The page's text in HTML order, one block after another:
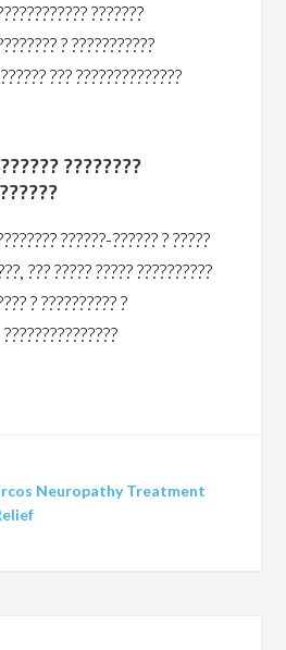
???????
? ???????????
??? ??????????????
????????
??????-?????? ? ?????
??? ????? ????? ??????????
? ?????????? ?
Neuropathy Treatment